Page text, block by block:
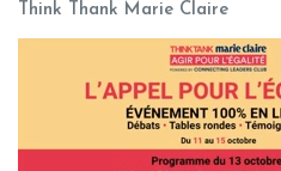
Think Thank Marie Claire